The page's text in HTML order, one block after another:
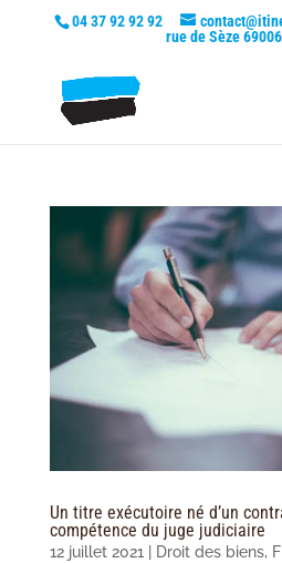
04 37 92 92 92
rue de Sèze 69006
Un titre exécutoire né d’un
compétence du juge judiciaire
12 juillet 2021| Droit des biens,